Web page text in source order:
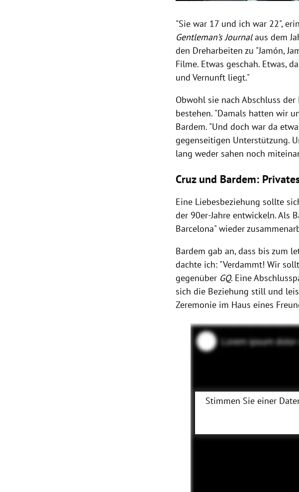
"Sie war 17 und ich war 22",
Gentleman’s Journalaus dem
den Dreharbeiten zu "Jamón,
Filme. Etwas geschah. Etwas,
und Vernunft liegt."
Obwohl sie nach Abschluss
bestehen. "Damals hatten wir
Bardem. "Und doch war da
gegenseitigen Unterstützung.
lang weder sahen noch
Cruz und Bardem:
Eine Liebesbeziehung sollte
der 90er-Jahre entwickeln. Als
Barcelona" wieder
Bardem gab an, dass bis zum
dachte ich: "Verdammt! Wir
gegenüber GQ. Eine
sich die Beziehung still und
Zeremonie im Haus eines
Stimmen Sie einer